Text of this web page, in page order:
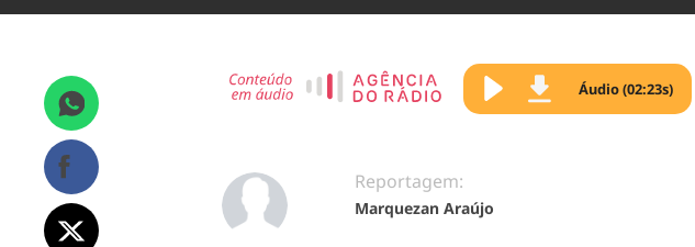
Áudio (02:23s)
Reportagem:
Marquezan Araújo